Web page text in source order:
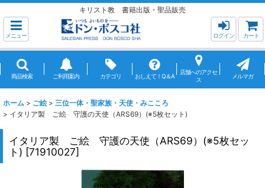
キリスト教 書籍出版・聖品販売
メニュー ログイン カート
商品検索 ご利用案内 カテゴリ おしえて！Q＆A
店舗へのアクセ
ス
メルマガ
ホーム > ご絵 > 三位一体・聖家族・天使・みこころ
> イタリア製 ご絵 守護の天使（ARS69）(※5枚セット)
イタリア製 ご絵 守護の天使（ARS69）(※5枚セッ
ト) [71910027]